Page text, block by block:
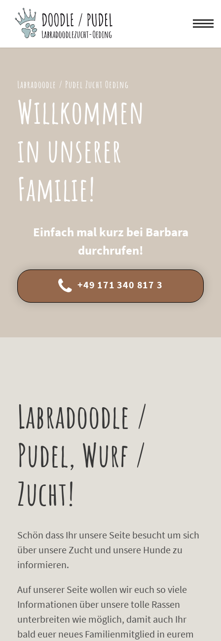
Labradoodle / Pudel Zucht Oeding
Willkommen
in unserer
Familie!
Einfach mal kurz bei Barbara
durchrufen!
+49 171 340 817 3
Labradoodle /
Pudel, Wurf /
Zucht!
Schön dass Ihr unsere Seite besucht um sich
über unsere Zucht und unsere Hunde zu
informieren.
Auf unserer Seite wollen wir euch so viele
Informationen über unsere tolle Rassen
unterbreiten wie möglich, damit auch Ihr
bald euer neues Familienmitglied in eurem